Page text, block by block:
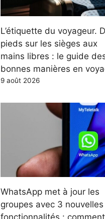
L’étiquette du voyageur.
pieds sur les sièges aux
mains libres : le guide
bonnes manières en
9 août 2026
WhatsApp met à jour les
groupes avec 3 nouvelles
fonctionnalités : comment